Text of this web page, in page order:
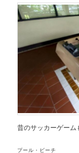
昔のサッカーゲーム
プール・ビーチ